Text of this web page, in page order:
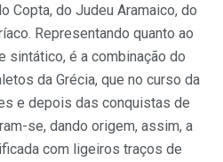
Copta, do Judeu Aramaico, do
Representando quanto ao
sintático, é a combinação do
da Grécia, que no curso da
e depois das conquistas de
se, dando origem, assim, a
com ligeiros traços de